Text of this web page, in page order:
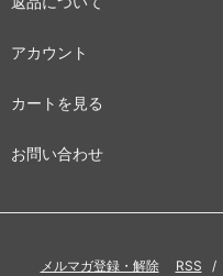
アカウント
カートを見る
お問い合わせ
メルマガ登録・解除 RSS /